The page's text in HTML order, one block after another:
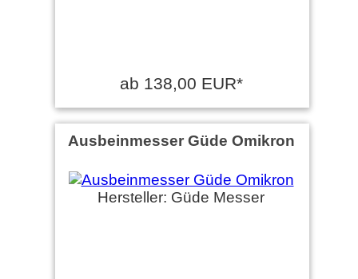
ab 138,00 EUR*
Ausbeinmesser Güde Omikron
Hersteller: Güde Messer